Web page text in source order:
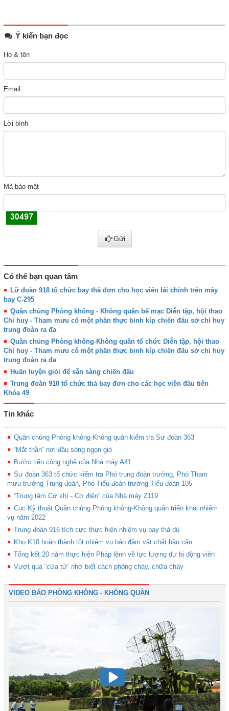
Ý kiến bạn đọc
Họ & tên
Email
Lời bình
Mã bảo mật
Gửi
Có thể bạn quan tâm
Lữ đoàn 918 tổ chức bay thả đơn cho học viên lái chính trên máy
bay C-295
Quân chủng Phòng không - Không quân bế mạc Diễn tập, hội thao
Chỉ huy - Tham mưu có một phần thực binh kíp chiến đấu sở chỉ huy
trung đoàn ra đa
Quân chủng Phòng không-Không quân tổ chức Diễn tập, hội thao
Chỉ huy - Tham mưu có một phần thực binh kíp chiến đấu sở chỉ huy
trung đoàn ra đa
Huấn luyện giỏi để sẵn sàng chiến đấu
Trung đoàn 910 tổ chức thả bay đơn cho các học viên đầu tiên
Khóa 49
Tin khác
Quân chủng Phòng không-Không quân kiểm tra Sư đoàn 363
“Mắt thần” nơi đầu sóng ngọn gió
Bước tiến công nghệ của Nhà máy A41
Sư đoàn 363 tổ chức kiểm tra Phó trung đoàn trưởng, Phó Tham
mưu trưởng Trung đoàn, Phó Tiểu đoàn trưởng Tiểu đoàn 105
“Trung tâm Cơ khí - Cơ điện” của Nhà máy Z119
Cục Kỹ thuật Quân chủng Phòng không-Không quân triển khai nhiệm
vụ năm 2022
Trung đoàn 916 tích cực thực hiện nhiệm vụ bay thả dù
Kho K10 hoàn thành tốt nhiệm vụ bảo đảm vật chất hậu cần
Tổng kết 20 năm thực hiện Pháp lệnh về lực lượng dự bị động viên
Vượt qua “cửa tử” nhờ biết cách phòng cháy, chữa cháy
VIDEO BÁO PHÒNG KHÔNG - KHÔNG QUÂN